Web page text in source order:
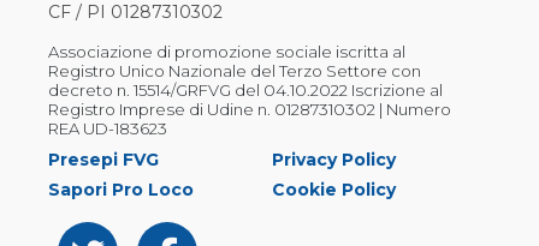
CF / PI 01287310302
Associazione di promozione sociale iscritta al
Registro Unico Nazionale del Terzo Settore con
decreto n. 15514/GRFVG del 04.10.2022 Iscrizione al
Registro Imprese di Udine n. 01287310302 | Numero
REA UD-183623
Presepi FVG
Sapori Pro Loco
Privacy Policy
Cookie Policy